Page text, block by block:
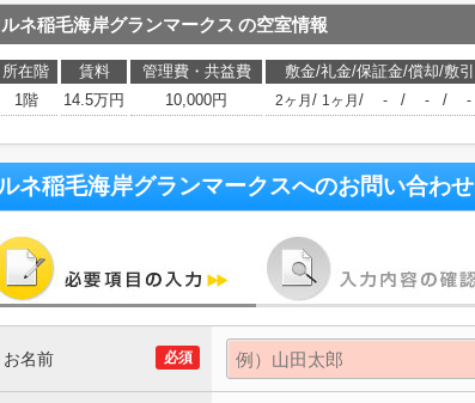
ルネ稲毛海岸グランマークス の空室情報
所在階 賃料 管理費・共益費 敷金/礼金/保証金/償却/敷引
1階
14.5万円 10,000円 2ヶ月 / 1ヶ月 / - / - / -
ネ稲毛海岸グランマークスへのお問い合わせ
必須
お名前